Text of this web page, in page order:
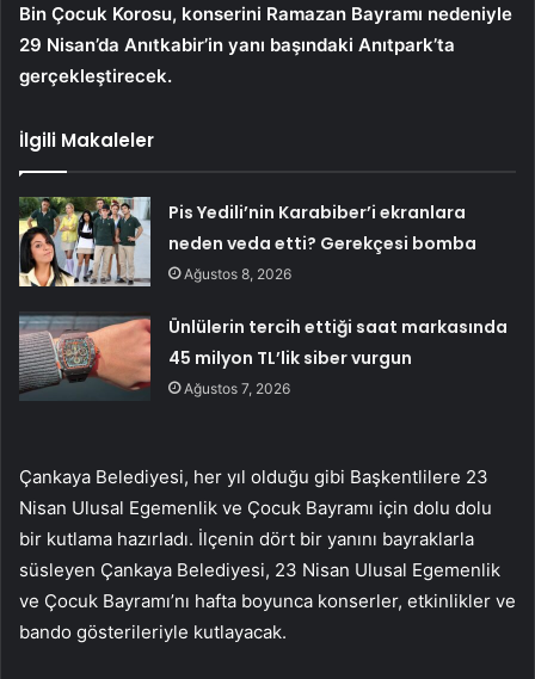
Bin Çocuk Korosu, konserini Ramazan Bayramı nedeniyle
29 Nisan’da Anıtkabir’in yanı başındaki Anıtpark’ta
gerçekleştirecek.
İlgili Makaleler
Pis Yedili’nin Karabiber’i ekranlara
neden veda etti? Gerekçesi bomba
Ağustos 8, 2026
Ünlülerin tercih ettiği saat markasında
45 milyon TL’lik siber vurgun
Ağustos 7, 2026
Çankaya Belediyesi, her yıl olduğu gibi Başkentlilere 23
Nisan Ulusal Egemenlik ve Çocuk Bayramı için dolu dolu
bir kutlama hazırladı. İlçenin dört bir yanını bayraklarla
süsleyen Çankaya Belediyesi, 23 Nisan Ulusal Egemenlik
ve Çocuk Bayramı’nı hafta boyunca konserler, etkinlikler ve
bando gösterileriyle kutlayacak.